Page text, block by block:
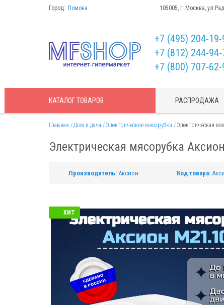
Город: Помона 105005, г. Москва,
+7 (495) 204-
+7 (812) 244-
+7 (800) 707-
КАТАЛОГТОВАРОВ РАСПРОДАЖА
Главная Дом и дача Электрические мясорубки Электрическая
Электрическая мясорубка
Производитель: Аксион Код товара:
ХИТ